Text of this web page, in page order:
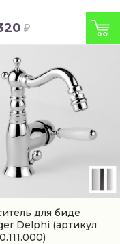
для биде
Delphi (артикул